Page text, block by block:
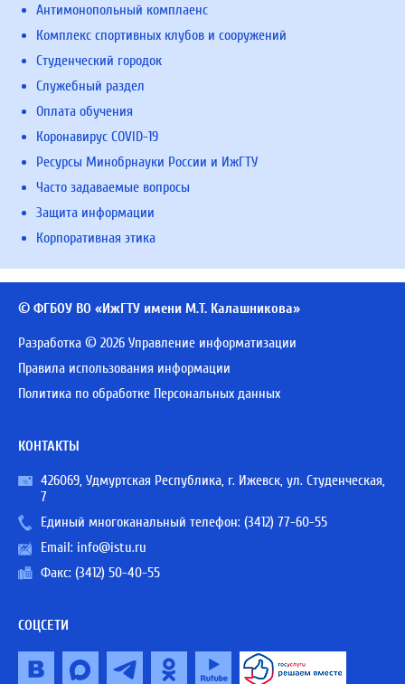
Антимонопольный комплаенс
Комплекс спортивных клубов и сооружений
Студенческий городок
Служебный раздел
Оплата обучения
Коронавирус COVID-19
Ресурсы Минобрнауки России и ИжГТУ
Часто задаваемые вопросы
Защита информации
Корпоративная этика
© ФГБОУ ВО «ИжГТУ имени М.Т. Калашникова»
Разработка © 2026 Управление информатизации
Правила использования информации
Политика по обработке Персональных данных
КОНТАКТЫ
426069, Удмуртская Республика, г. Ижевск, ул. Студенческая,
7
Единый многоканальный телефон: (3412) 77-60-55
Email: info@istu.ru
Факс: (3412) 50-40-55
СОЦСЕТИ